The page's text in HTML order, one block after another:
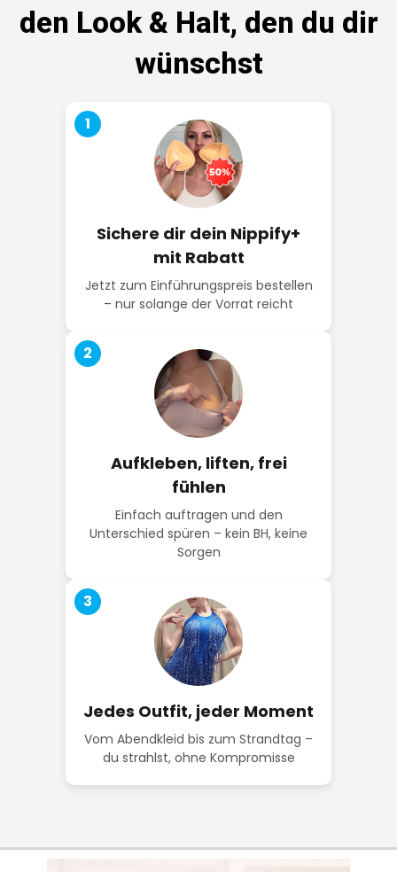
den Look & Halt, den du dir
wünschst
1
Sichere dir dein Nippify+
mit Rabatt
Jetzt zum Einführungspreis bestellen
– nur solange der Vorrat reicht
2
Aufkleben, liften, frei
fühlen
Einfach auftragen und den
Unterschied spüren – kein BH, keine
Sorgen
3
Jedes Outfit, jeder Moment
Vom Abendkleid bis zum Strandtag –
du strahlst, ohne Kompromisse